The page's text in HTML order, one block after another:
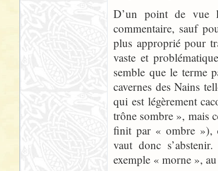
D’un point de vue
commentaire, sauf
plus approprié pour
vaste et
semble que le terme
cavernes des Nains
qui est légèrement
trône sombre », mais
finit par « ombre »),
vaut donc
exemple « morne »,